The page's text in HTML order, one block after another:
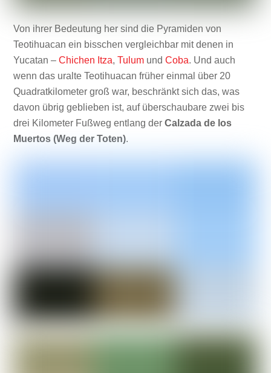
Von ihrer Bedeutung her sind die Pyramiden von
Teotihuacan ein bisschen vergleichbar mit denen in
Yucatan –Chichen Itza,Tulum undCoba. Und auch
wenn das uralte Teotihuacan früher einmal über 20
Quadratkilometer groß war, beschränkt sich das, was
davon übrig geblieben ist, auf überschaubare zwei bis
drei Kilometer Fußweg entlang derCalzada de los
Muertos (Weg der Toten).